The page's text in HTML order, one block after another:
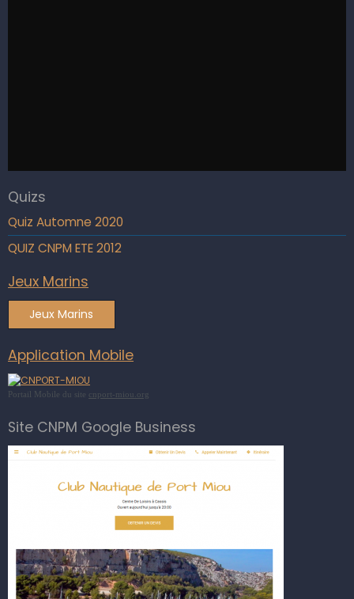
Quizs
Quiz Automne 2020
QUIZ CNPM ETE 2012
Jeux Marins
Jeux Marins
Application Mobile
Portail Mobile du site cnport-miou.org
Site CNPM Google Business